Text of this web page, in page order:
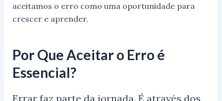
aceitamos o erro como uma oportunidade para
crescer e aprender.
Por Que Aceitar o Erro é
Essencial?
Errar faz parte da jornada. É através dos